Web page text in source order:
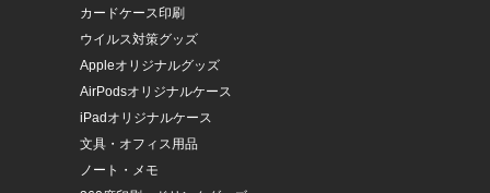
カードケース印刷
ウイルス対策グッズ
Appleオリジナルグッズ
AirPodsオリジナルケース
iPadオリジナルケース
文具・オフィス用品
ノート・メモ